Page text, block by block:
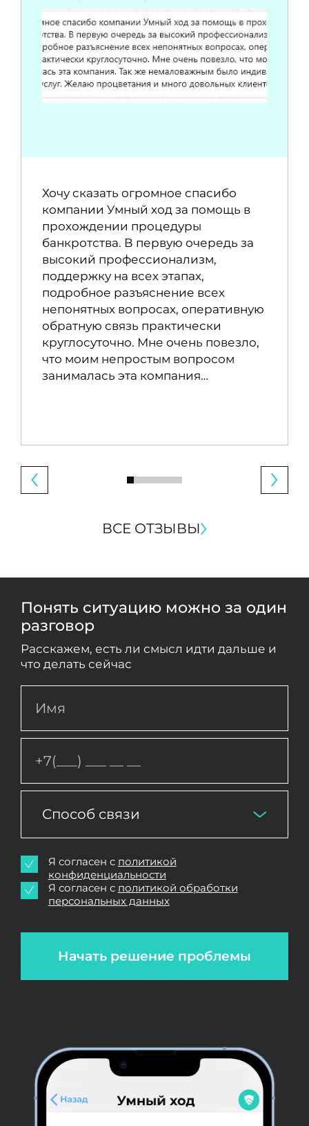
Хочу сказать огромное спасибо
компании Умный ход за помощь в
прохождении процедуры
банкротства. В первую очередь за
высокий профессионализм,
поддержку на всех этапах,
подробное разъяснение всех
непонятных вопросах, оперативную
обратную связь практически
круглосуточно. Мне очень повезло,
что моим непростым вопросом
занималась эта компания…
ВСЕ ОТЗЫВЫ
Понять ситуацию можно за один
разговор
Расскажем, есть ли смысл идти дальше и
что делать сейчас
Способ связи
Начать решение проблемы
Я согласен с политикой
конфиденциальности
Я согласен с политикой обработки
персональных данных